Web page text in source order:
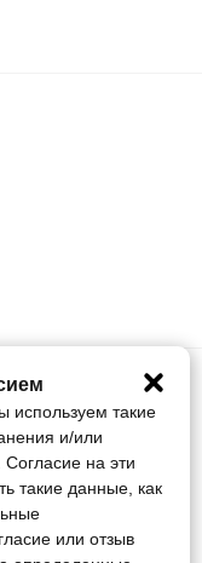
ни при каких условиях
положениями статьи
используем такие
и/или
на эти
такие данные, как
или отзыв